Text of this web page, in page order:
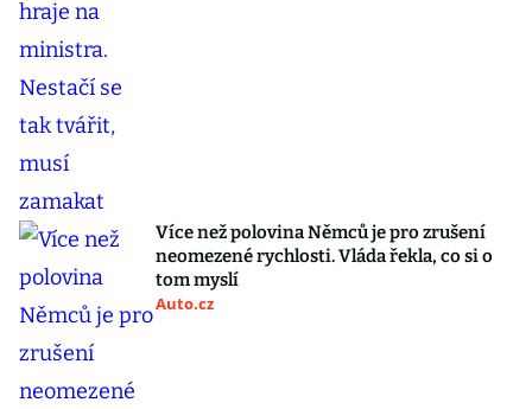
Více než polovina Němců je pro zrušení
neomezené rychlosti. Vláda řekla, co si o
tom myslí
Auto.cz